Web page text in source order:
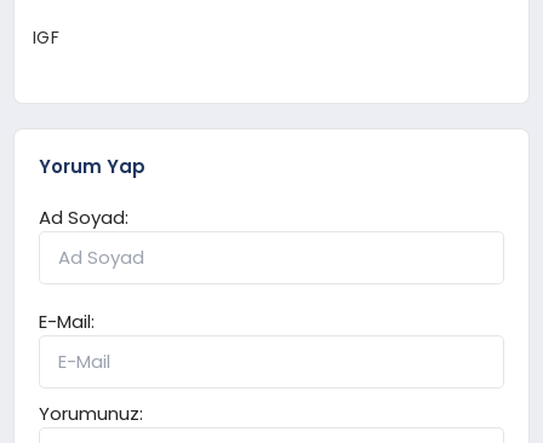
IGF
Yorum Yap
Ad Soyad:
E-Mail:
Yorumunuz: